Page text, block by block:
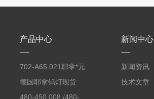
产品中心
702-A65.021耶拿*元
素分析仪反应罐
德国耶拿钨灯现货
480-450.008 /480-
新闻中心
新闻资讯
技术文章